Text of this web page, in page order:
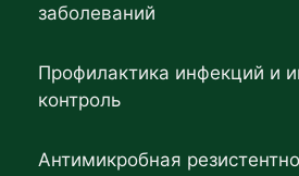
заболеваний
Профилактика инфекций и
контроль
Антимикробная